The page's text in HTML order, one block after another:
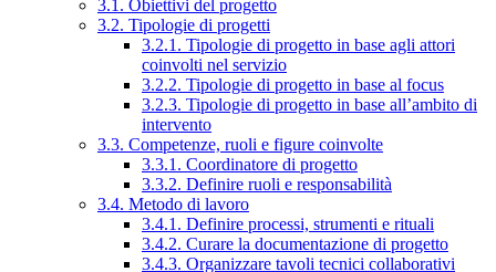
3.1. Obiettivi del progetto
3.2. Tipologie di progetti
3.2.1. Tipologie di progetto in base agli attori
coinvolti nel servizio
3.2.2. Tipologie di progetto in base al focus
3.2.3. Tipologie di progetto in base all’ambito di
intervento
3.3. Competenze, ruoli e figure coinvolte
3.3.1. Coordinatore di progetto
3.3.2. Definire ruoli e responsabilità
3.4. Metodo di lavoro
3.4.1. Definire processi, strumenti e rituali
3.4.2. Curare la documentazione di progetto
3.4.3. Organizzare tavoli tecnici collaborativi